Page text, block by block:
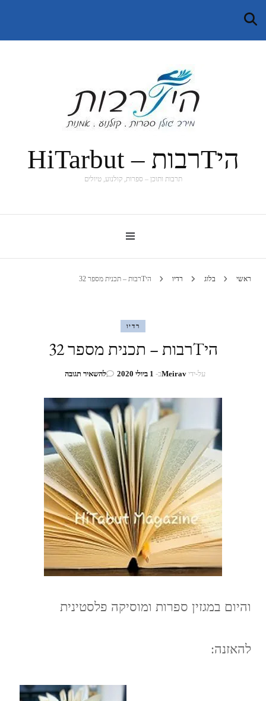
היTרבות – HiTarbut
תרבות ותוכן – ספרות, קולנוע, טיולים
ראשי בלוג רדיו היTרבות – תכנית מספר 32
רדיו
היTרבות – תכנית מספר 32
על-ידיMeiravב- 1 ביולי 2020 להשאיר תגובהבנושא
–
תכנית
32
והיום במגזין ספרות ומוסיקה פלסטינית
להאזנה: